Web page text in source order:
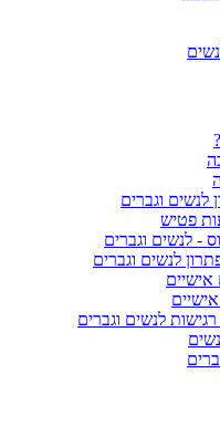
לנשים וגברים
פטיש
- לנשים וגברים
לנשים וגברים
אישיים
רגישות לנשים וגברים